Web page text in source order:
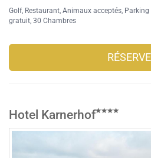
Golf Restaurant Animaux acceptés
gratuit , 30 Chambres
Hotel Karnerhof